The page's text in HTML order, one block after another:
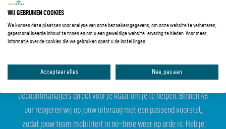
Bij Mobypeople zijn we betrokken en staan onze
accountmanagers direct voor je klaar om je te helpen. Binnen 48
uur reageren wij op jouw uitvraag met een passend voorstel,
zodat jouw team mobiliteit in no-time weer op orde is. Heb je
WIJ GEBRUIKEN COOKIES
We kunnen deze plaatsen voor analyse van onze bezoekersgegevens, om onze website te verbeteren,
gepersonaliseerde inhoud te tonen en om u een geweldige website-ervaring te bieden. Voor meer
informatie over de cookies die we gebruiken opent u de instellingen.
Accepteer alles Nee, pas aan